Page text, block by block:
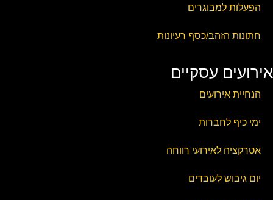
הפעלות למבוגרים
חתונות הזהב/כסף רעיונות
אירועים עסקיים
הנחיית אירועים
ימי כיף לחברות
אטרקציה לאירועי רווחה
יום גיבוש לעובדים